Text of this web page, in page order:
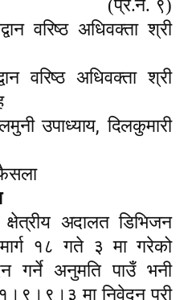
(प्र.नं. ९)
वरिष्ठ अधिवक्ता श्री
वरिष्ठ अधिवक्ता श्री
उपाध्याय,दिलकुमारी
क्षेत्रीय अदालत डिभिजन
१८ गते ३ मा गरेको
गर्ने अनुमति पाउँ भनी
मा निवेदन परी